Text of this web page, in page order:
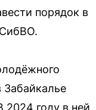
порядок в
Забайкалье
2024 году в ней